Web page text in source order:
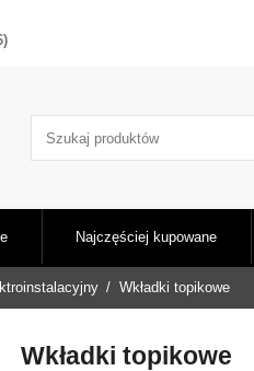
Najczęściej kupowane
Wkładki topikowe
Wkładki topikowe